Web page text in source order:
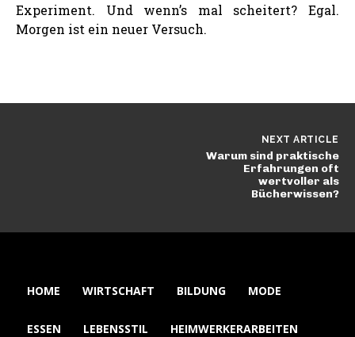
Experiment. Und wenn’s mal scheitert? Egal.
Morgen ist ein neuer Versuch.
NEXT ARTICLE
Warum sind praktische
Erfahrungen oft
wertvoller als
Bücherwissen?
HOME WIRTSCHAFT BILDUNG MODE
ESSEN LEBENSSTIL HEIMWERKERARBEITEN